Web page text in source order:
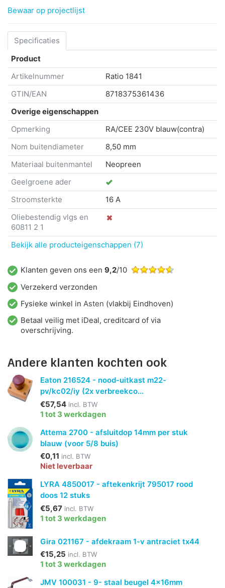
Bewaar op projectlijst
Specificaties
Product
Artikelnummer
Ratio 1841
GTIN/EAN
8718375361436
Overige eigenschappen
Opmerking
RA/CEE 230V blauw(contra)
Nom buitendiameter
8,50 mm
Materiaal buitenmantel
Neopreen
Geelgroene ader
Stroomsterkte
16 A
Oliebestendig vlgs en
60811 2 1
Bekijk alle producteigenschappen (7)
Klanten geven ons een 9,2/10
Verzekerd verzonden
Fysieke winkel in Asten (vlakbij Eindhoven)
Betaal veilig met iDeal, creditcard of via
overschrijving.
Andere klanten kochten ook
Eaton 216524 - nood-uitkast m22-
pv/kc02/iy (2x verbreekco...
€57,54 incl. BTW
1 tot 3 werkdagen
Attema 2700 - afsluitdop 14mm per stuk
blauw (voor 5/8 buis)
€0,11 incl. BTW
Niet leverbaar
LYRA 4850017 - aftekenkrijt 795017 rood
doos 12 stuks
€5,67 incl. BTW
1 tot 3 werkdagen
Gira 021167 - afdekraam 1-v antraciet tx44
€15,25 incl. BTW
1 tot 3 werkdagen
JMV 100031 - 9- staal beugel 4x16mm